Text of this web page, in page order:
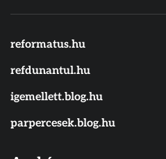
reformatus.hu
refdunantul.hu
igemellett.blog.hu
parpercesek.blog.hu